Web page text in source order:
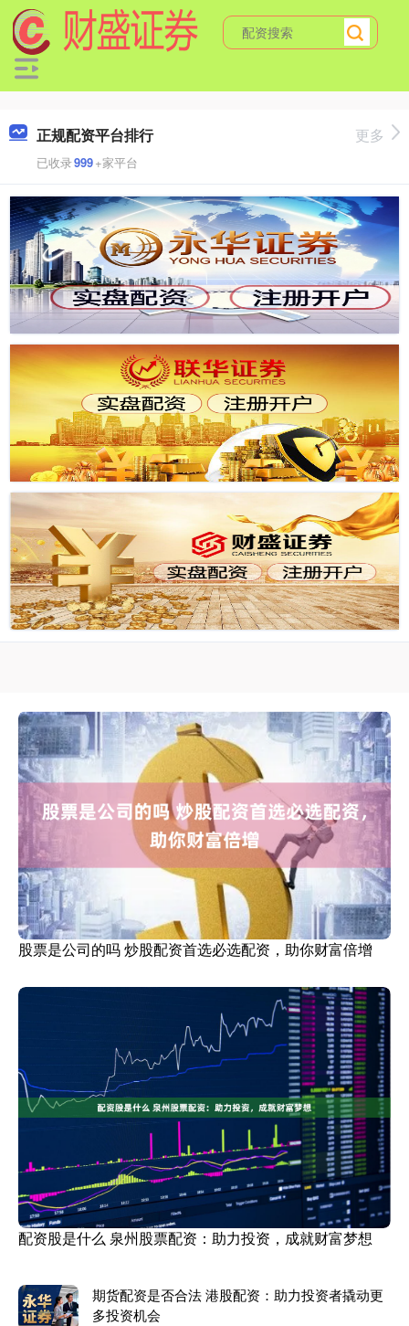
正规配资平台排行
已收录999+家平台
更多
股票是公司的吗 炒股配资首选必选配资，助你财富倍增
配资股是什么 泉州股票配资：助力投资，成就财富梦想
期货配资是否合法 港股配资：助力投资者撬动更
多投资机会